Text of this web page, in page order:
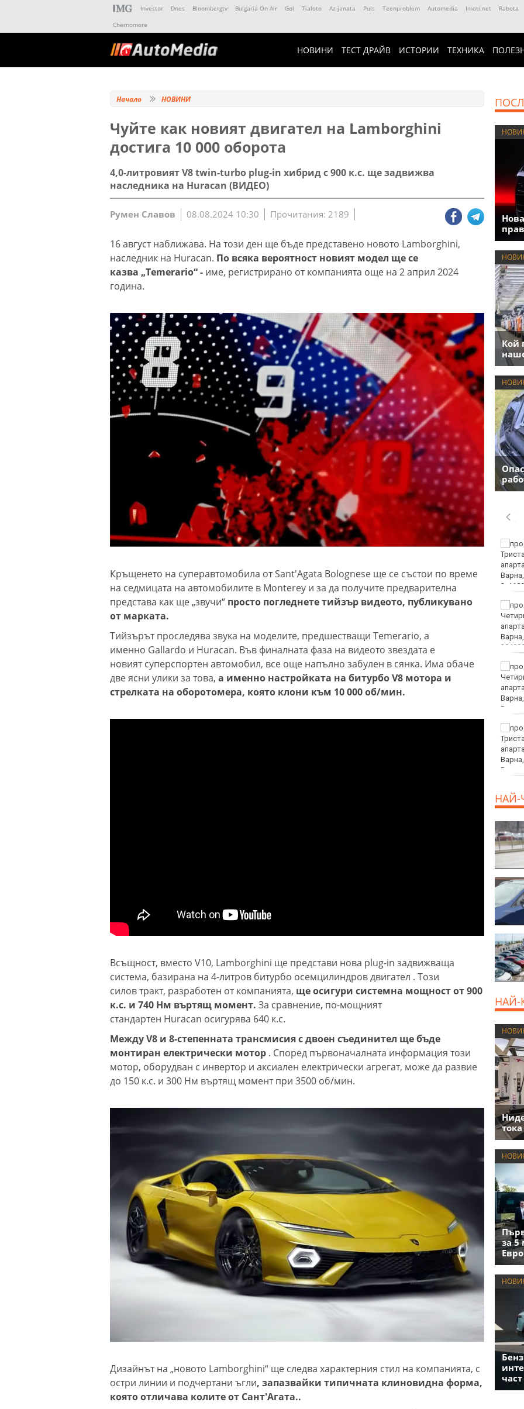
Investor Dnes Bloombergtv Bulgaria On Air Gol Tialoto Az-jenata Puls Teenproblem Automedia Imoti.net Rabota
Chernomore
НОВИНИ ТЕСТ ДРАЙВ ИСТОРИИ ТЕХНИКА
Начало НОВИНИ
Чуйте как новият двигател на Lamborghini
достига 10 000 оборота
4,0-литровият V8 twin-turbo plug-in хибрид с 900 к.с. ще задвижва
наследника на Huracan (ВИДЕО)
Румен Славов 08.08.2024 10:30 Прочитания: 2189
16 август наближава. На този ден ще бъде представено новото Lamborghini,
наследник на Huracan. По всяка вероятност новият модел ще се
казва „Temerario“ - име, регистрирано от компанията още на 2 април 2024
година.
Кръщенето на суперавтомобила от Sant'Agata Bolognese ще се състои по време
на седмицата на автомобилите в Monterey и за да получите предварителна
представа как ще „звучи“ просто погледнете тийзър видеото, публикувано
от марката.
Тийзърът проследява звука на моделите, предшестващи Temerario, а
именно Gallardo и Huracan. Във финалната фаза на видеото звездата е
новият суперспортен автомобил, все още напълно забулен в сянка. Има обаче
две ясни улики за това, а именно настройката на битурбо V8 мотора и
стрелката на оборотомера, която клони към 10 000 об/мин.
Всъщност, вместо V10, Lamborghini ще представи нова plug-in задвижваща
система, базирана на 4-литров битурбо осемцилиндров двигател . Този
силов тракт, разработен от компанията, ще осигури системна мощност от 900
к.с. и 740 Нм въртящ момент. За сравнение, по-мощният
стандартен Huracan осигурява 640 к.с.
Между V8 и 8-степенната трансмисия с двоен съединител ще бъде
монтиран електрически мотор . Според първоначалната информация този
мотор, оборудван с инвертор и аксиален електрически агрегат, може да развие
до 150 к.с. и 300 Нм въртящ момент при 3500 об/мин.
Дизайнът на „новото Lamborghini“ ще следва характерния стил на компанията, с
остри линии и подчертани ъгли, запазвайки типичната клиновидна форма,
която отличава колите от Сант'Агата..
Кой
Какво ще бъде времето
Лудогорец влиза в
Румен Радев: Дрон е
нахлул в българското
пространство
НАЙ-
НАЙ-
за 5
част